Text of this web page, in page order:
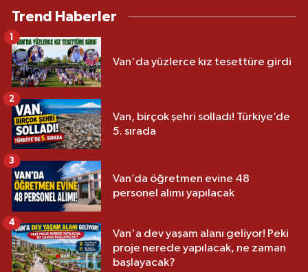
Trend Haberler
Van'da yüzlerce kız tesettüre girdi
1
Van, birçok şehri solladı! Türkiye’de
5. sırada
2
Van’da öğretmen evine 48
personel alımı yapılacak
3
Van'a dev yaşam alanı geliyor! Peki
proje nerede yapılacak, ne zaman
başlayacak?
4